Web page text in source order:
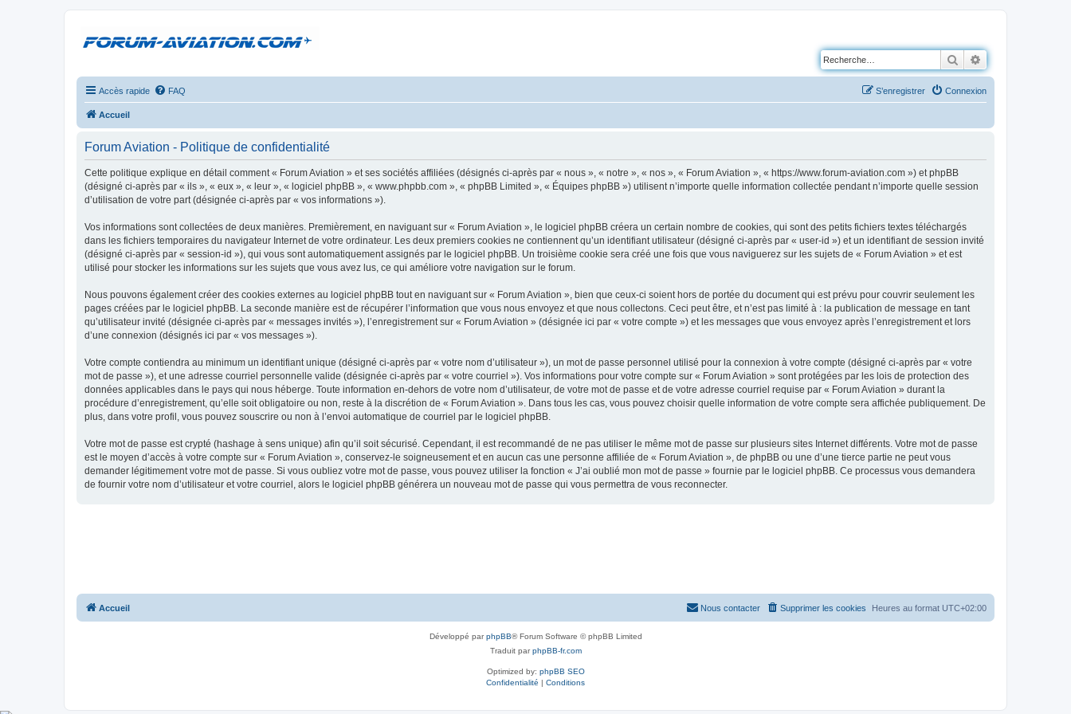
Rechercher
Accès rapide FAQ Connexion
S’enregistrer
Accueil
Forum Aviation - Politique de confidentialité
Cette politique explique en détail comment « Forum Aviation » et ses sociétés affiliées (désignés ci-après par « nous », « notre », « nos », « Forum Aviation », « https://www.forum-aviation.com ») et phpBB
(désigné ci-après par « ils », « eux », « leur », « logiciel phpBB », « www.phpbb.com », « phpBB Limited », « Équipes phpBB ») utilisent n’importe quelle information collectée pendant n’importe quelle session
d’utilisation de votre part (désignée ci-après par « vos informations »).
Vos informations sont collectées de deux manières. Premièrement, en naviguant sur « Forum Aviation », le logiciel phpBB créera un certain nombre de cookies, qui sont des petits fichiers textes téléchargés
dans les fichiers temporaires du navigateur Internet de votre ordinateur. Les deux premiers cookies ne contiennent qu’un identifiant utilisateur (désigné ci-après par « user-id ») et un identifiant de session invité
(désigné ci-après par « session-id »), qui vous sont automatiquement assignés par le logiciel phpBB. Un troisième cookie sera créé une fois que vous naviguerez sur les sujets de « Forum Aviation » et est
utilisé pour stocker les informations sur les sujets que vous avez lus, ce qui améliore votre navigation sur le forum.
Nous pouvons également créer des cookies externes au logiciel phpBB tout en naviguant sur « Forum Aviation », bien que ceux-ci soient hors de portée du document qui est prévu pour couvrir seulement les
pages créées par le logiciel phpBB. La seconde manière est de récupérer l’information que vous nous envoyez et que nous collectons. Ceci peut être, et n’est pas limité à : la publication de message en tant
qu’utilisateur invité (désignée ci-après par « messages invités »), l’enregistrement sur « Forum Aviation » (désignée ici par « votre compte ») et les messages que vous envoyez après l’enregistrement et lors
d’une connexion (désignés ici par « vos messages »).
Votre compte contiendra au minimum un identifiant unique (désigné ci-après par « votre nom d’utilisateur »), un mot de passe personnel utilisé pour la connexion à votre compte (désigné ci-après par « votre
mot de passe »), et une adresse courriel personnelle valide (désignée ci-après par « votre courriel »). Vos informations pour votre compte sur « Forum Aviation » sont protégées par les lois de protection des
données applicables dans le pays qui nous héberge. Toute information en-dehors de votre nom d’utilisateur, de votre mot de passe et de votre adresse courriel requise par « Forum Aviation » durant la
procédure d’enregistrement, qu’elle soit obligatoire ou non, reste à la discrétion de « Forum Aviation ». Dans tous les cas, vous pouvez choisir quelle information de votre compte sera affichée publiquement. De
plus, dans votre profil, vous pouvez souscrire ou non à l’envoi automatique de courriel par le logiciel phpBB.
Votre mot de passe est crypté (hashage à sens unique) afin qu’il soit sécurisé. Cependant, il est recommandé de ne pas utiliser le même mot de passe sur plusieurs sites Internet différents. Votre mot de passe
est le moyen d’accès à votre compte sur « Forum Aviation », conservez-le soigneusement et en aucun cas une personne affiliée de « Forum Aviation », de phpBB ou une d’une tierce partie ne peut vous
demander légitimement votre mot de passe. Si vous oubliez votre mot de passe, vous pouvez utiliser la fonction « J’ai oublié mon mot de passe » fournie par le logiciel phpBB. Ce processus vous demandera
de fournir votre nom d’utilisateur et votre courriel, alors le logiciel phpBB générera un nouveau mot de passe qui vous permettra de vous reconnecter.
Accueil Heures au format UTC+02:00
Supprimer les cookies
Nous contacter
Développé parphpBB® Forum Software © phpBB Limited
Traduit parphpBB-fr.com
Optimized by: phpBB SEO
Confidentialité | Conditions